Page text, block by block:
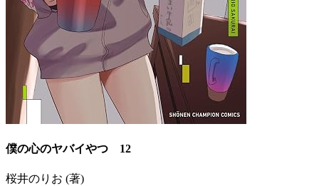
僕の心のヤバイやつ 12
桜井のりお (著)